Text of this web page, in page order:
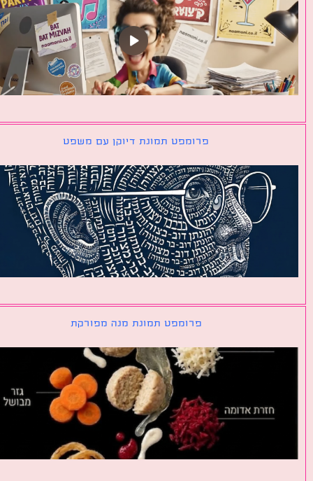
פרומפט תמונת דיוקן עם משפט
פרומפט תמונת מנה מפורקת